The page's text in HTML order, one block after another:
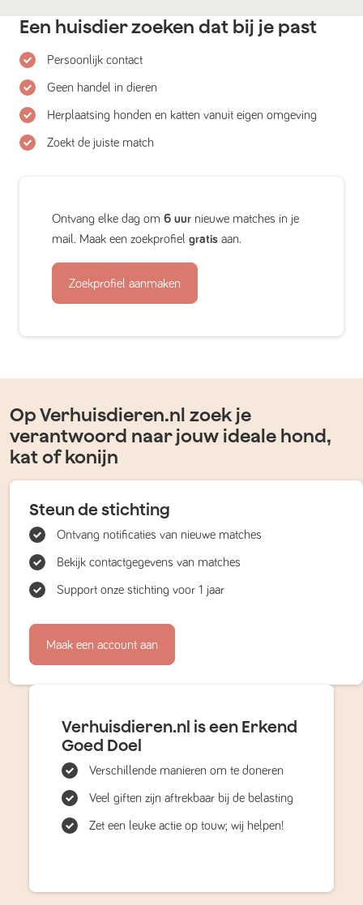
Een huisdier zoeken dat bij je past
Persoonlijk contact
Geen handel in dieren
Herplaatsing honden en katten vanuit eigen omgeving
Zoekt de juiste match
Ontvang elke dag om 6 uur nieuwe matches in je
mail. Maak een zoekprofiel gratis aan.
Zoekprofiel aanmaken
Op Verhuisdieren.nl zoek je
verantwoord naar jouw ideale hond,
kat of konijn
Steun de stichting
Ontvang notificaties van nieuwe matches
Bekijk contactgegevens van matches
Support onze stichting voor 1 jaar
Maak een account aan
Verhuisdieren.nl is een Erkend
Goed Doel
Verschillende manieren om te doneren
Veel giften zijn aftrekbaar bij de belasting
Zet een leuke actie op touw; wij helpen!